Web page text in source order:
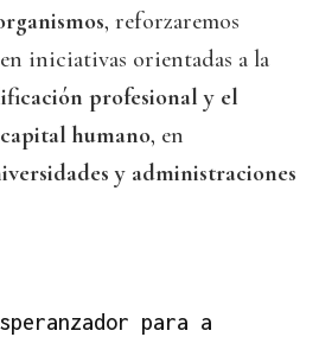
, reforzaremos
iniciativas orientadas a la
profesional y el
humano, en
y administraciones
para a